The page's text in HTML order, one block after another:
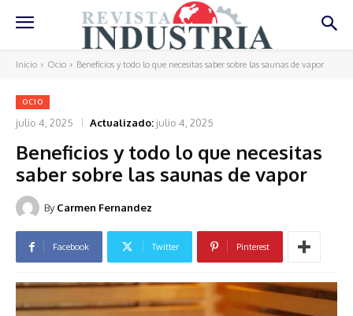
Inicio Ocio Beneficios y todo lo que necesitas saber sobre las saunas de vapor
OCIO
julio 4, 2025 Actualizado: julio 4, 2025
Beneficios y todo lo que necesitas
saber sobre las saunas de vapor
By Carmen Fernandez
Facebook Twitter Pinterest